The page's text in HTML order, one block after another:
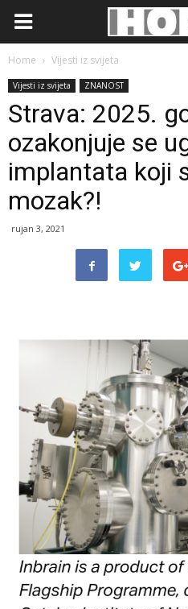
Home Vijesti iz svijeta
Vijesti iz svijeta ZNANOST
Strava: 2025.
ozakonjuje se
implantata koji
mozak?!
rujan 3, 2021